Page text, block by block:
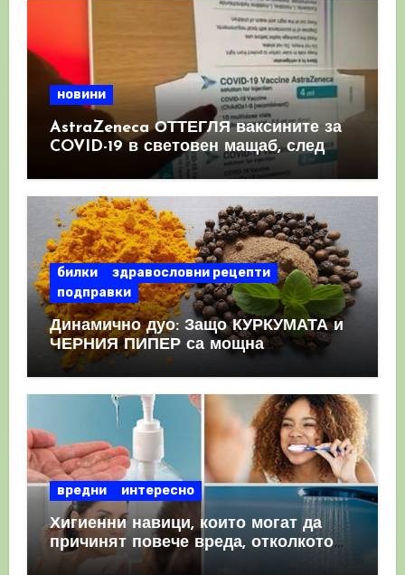
новини
AstraZeneca ОТТЕГЛЯ ваксините за
COVID-19 в световен мащаб, след
като призна, че те причиняват
КРЪВНИ съсиреци
билки
здравословни рецепти
подправки
Динамично дуо: Защо КУРКУМАТА и
ЧЕРНИЯ ПИПЕР са мощна
комбинация
вредни интересно
Хигиенни навици, които могат да
причинят повече вреда, отколкото
полза